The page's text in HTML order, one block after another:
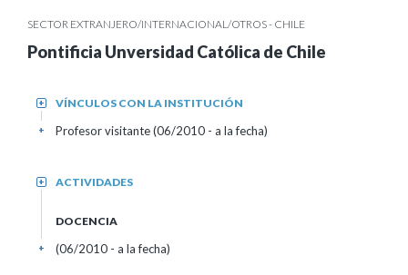
SECTOR EXTRANJERO/INTERNACIONAL/OTROS - CHILE
Pontificia Unversidad Católica de Chile
VÍNCULOS CON LA INSTITUCIÓN
+
Profesor visitante (06/2010 - a la fecha)
+
ACTIVIDADES
+
DOCENCIA
(06/2010 - a la fecha)
+